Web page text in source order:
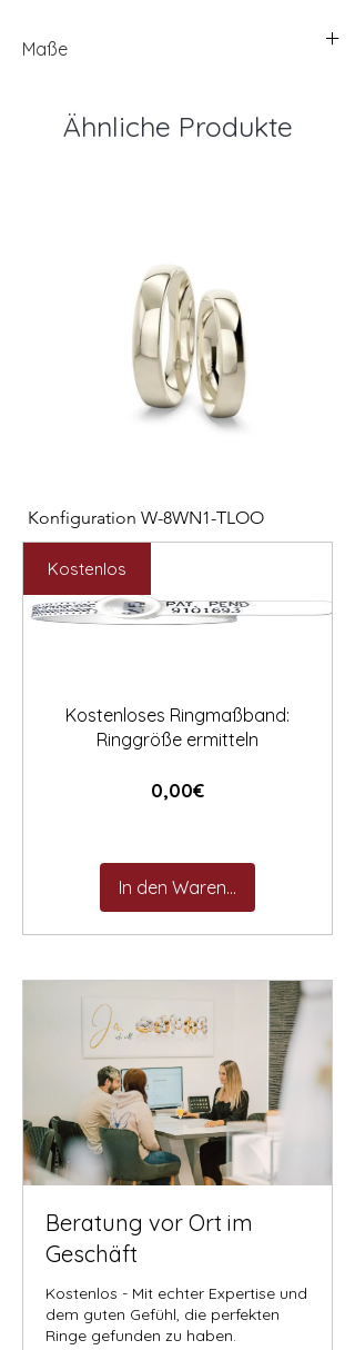
Maße
Ähnliche Produkte
Konfiguration W-8WN1-TLOO
Preis
2.547,00 €
Preis
Kostenlos
Kostenloses Ringmaßband:
Ringgröße ermitteln
0,00€Preis
In den Warenkorb
Beratung vor Ort im
Geschäft
Kostenlos - Mit echter Expertise und
dem guten Gefühl, die perfekten
Ringe gefunden zu haben.